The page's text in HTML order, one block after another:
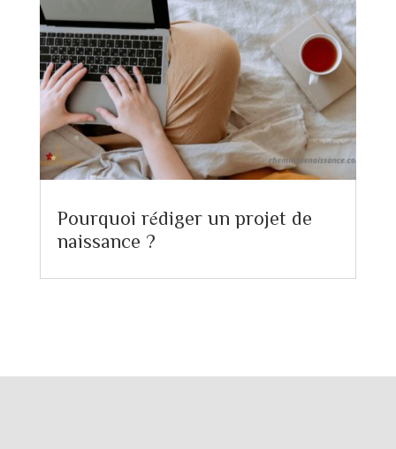
Pourquoi rédiger un projet de
naissance ?